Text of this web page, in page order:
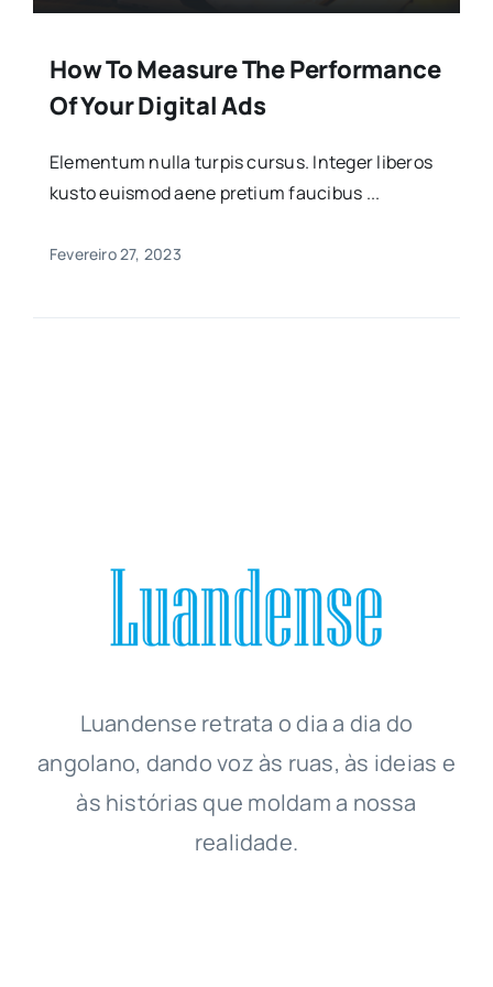
How To Measure The Performance
Of Your Digital Ads
Elementum nulla turpis cursus. Integer liberos
kusto euismod aene pretium faucibus ...
Fevereiro 27, 2023
Luandense retrata o dia a dia do
angolano, dando voz às ruas, às ideias e
às histórias que moldam a nossa
realidade.